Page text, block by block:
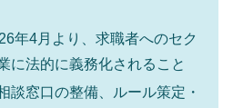
年4月より、求職者へのセク
に法的に義務化されること
談窓口の整備、ルール策定・